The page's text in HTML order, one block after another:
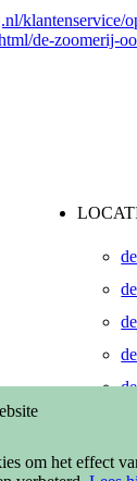
om het effect
klantenservice/
de-zoomerij-